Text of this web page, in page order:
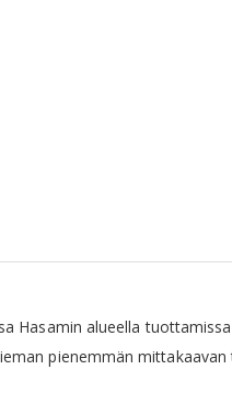
Hasamin alueella
pienemmän